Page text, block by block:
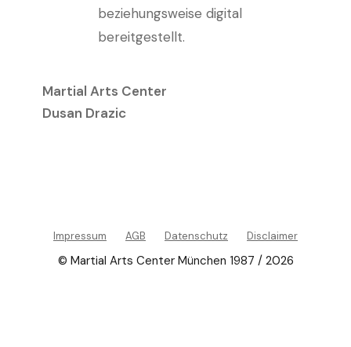
beziehungsweise digital
bereitgestellt.
Martial Arts Center
Dusan Drazic
Impressum AGB Datenschutz Disclaimer
© Martial Arts Center München 1987 / 2026